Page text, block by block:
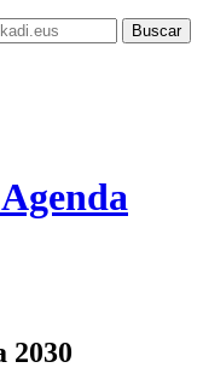
2030